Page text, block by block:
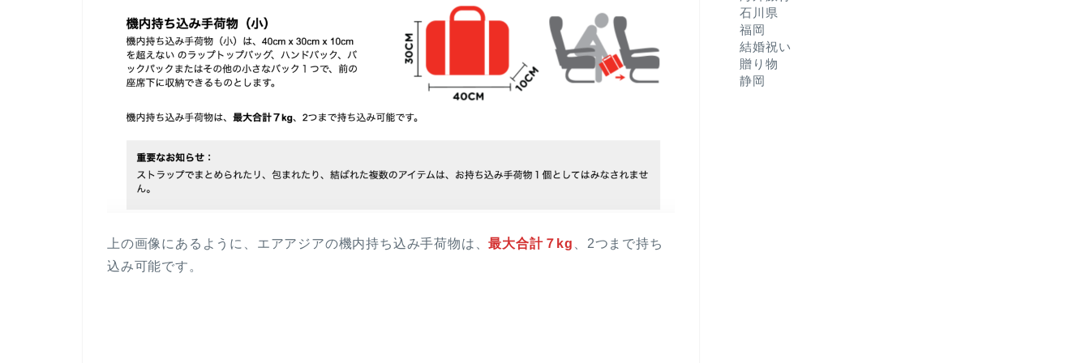
上の画像にあるように、エアアジアの機内持ち込み手荷物は、最大合計７kg
、2つまで持ち
込み可能です。
石川県
福岡
結婚祝い
贈り物
静岡